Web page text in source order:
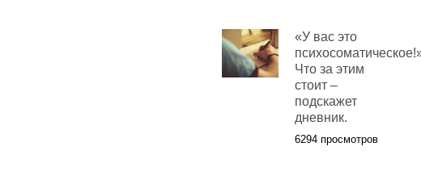
«У вас это
Что за этим
стоит –
подскажет
дневник.
6294 просмотров